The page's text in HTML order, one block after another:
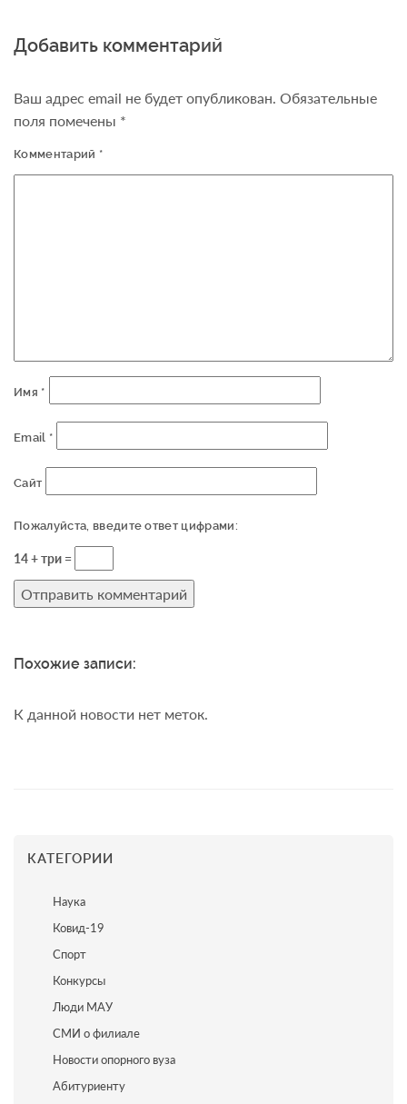
Добавить комментарий
Ваш адрес email не будет опубликован. Обязательные
поля помечены *
Комментарий *
Имя *
Email *
Сайт
Пожалуйста, введите ответ цифрами:
14 + три =
Похожие записи:
К данной новости нет меток.
КАТЕГОРИИ
Наука
Ковид-19
Спорт
Конкурсы
Люди МАУ
СМИ о филиале
Новости опорного вуза
Абитуриенту